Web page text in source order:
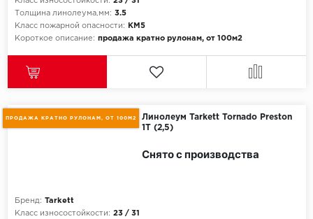
Floor Click
Толщина линолеума,мм: 3.5
Класс пожарной опасности:
КМ5
Короткое описание: продажа кратно рулонам, от 100м2
ПРОДАЖА КРАТНО РУЛОНАМ, ОТ 100М2
Линолеум Tarkett Tornado Preston
1T (2,5)
Бренд: Tarkett
Класс износостойкости: 23 / 31
Снято с производства